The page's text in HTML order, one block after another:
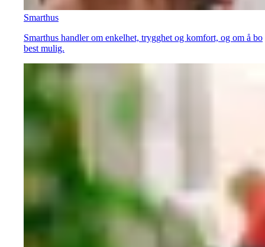
Smarthus
Smarthus handler om enkelhet, trygghet og komfort, og om å bo
best mulig.